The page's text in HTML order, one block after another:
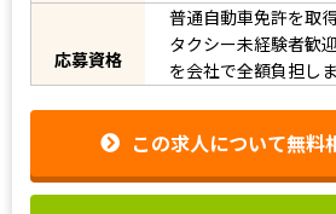
続きを読む
普通自動車免許を取
タクシー未経験者歓
を会社で全額負担し
この求人について無料